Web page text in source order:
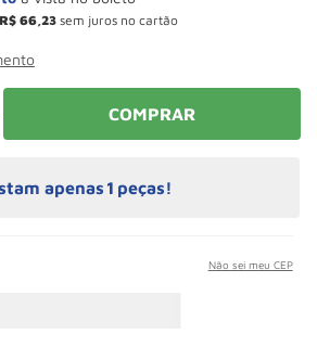
R$ 66 23 sem juros no cartão
COMPRAR
apenas 1 peças!
Não sei meu CEP